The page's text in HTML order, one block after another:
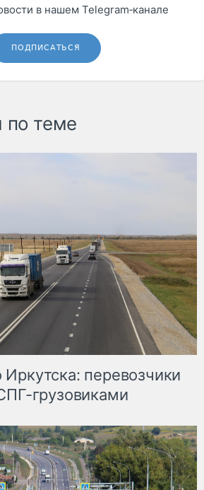
в нашем Telegram‑канале
ПОДПИСАТЬСЯ
по теме
перевозчики
грузовиками